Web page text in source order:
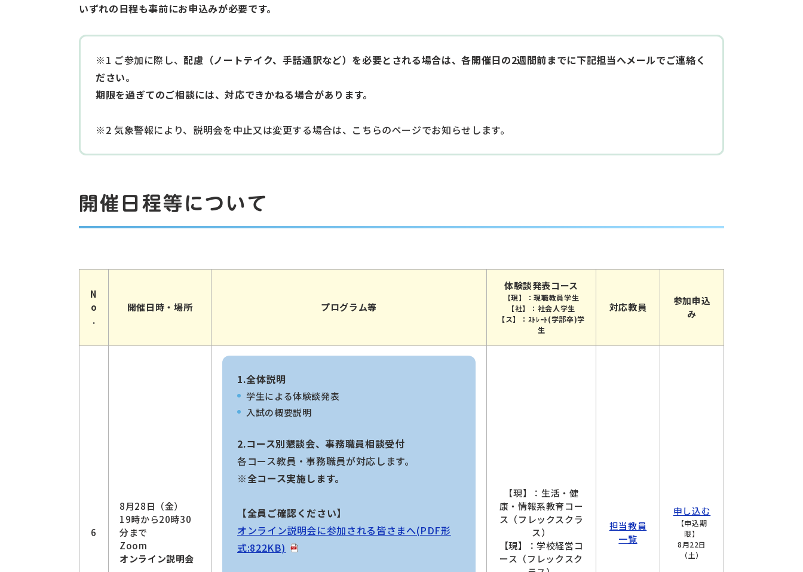
いずれの日程も事前にお申込みが必要です。
※1 ご参加に際し、配慮（ノートテイク、手話通訳など）を必要とされる場合は、各開催日の2週間前までに下記担当へメールでご連絡く
ださい。
期限を過ぎてのご相談には、対応できかねる場合があります。
※2 気象警報により、説明会を中止又は変更する場合は、こちらのページでお知らせします。
開催日程等について
N
o
.
開催日時・場所 プログラム等
体験談発表コース
【現】：現職教員学生
【社】：社会人学生
【ス】：ｽﾄﾚｰﾄ(学部卒)学
生
対応教員
参加申込
み
6
8月28日（金）
19時から20時30
分まで
Zoom
オンライン説明会
1.全体説明
学生による体験談発表
入試の概要説明
2.コース別懇談会、事務職員相談受付
各コース教員・事務職員が対応します。
※全コース実施します。
【全員ご確認ください】
オンライン説明会に参加される皆さまへ(PDF形
式:822KB)
【現】：生活・健
康・情報系教育コー
ス（フレックスクラ
ス）
【現】：学校経営コ
ース（フレックスク
担当教員
一覧
申し込む
【申込期
限】
8月22日
（土）